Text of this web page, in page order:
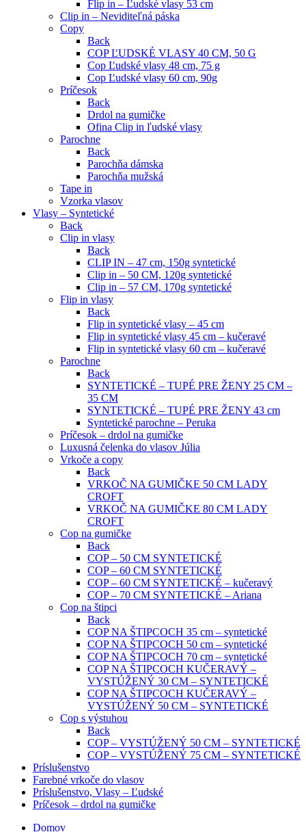
Flip in – Ľudské vlasy 53 cm
Clip in – Neviditeľná páska
Copy
Back
COP ĽUDSKÉ VLASY 40 CM, 50 G
Cop Ľudské vlasy 48 cm, 75 g
Cop Ľudské vlasy 60 cm, 90g
Príčesok
Back
Drdol na gumičke
Ofina Clip in ľudské vlasy
Parochne
Back
Parochňa dámska
Parochňa mužská
Tape in
Vzorka vlasov
Vlasy – Syntetické
Back
Clip in vlasy
Back
CLIP IN – 47 cm, 150g syntetické
Clip in – 50 CM, 120g syntetické
Clip in – 57 CM, 170g syntetické
Flip in vlasy
Back
Flip in syntetické vlasy – 45 cm
Flip in syntetické vlasy 45 cm – kučeravé
Flip in syntetické vlasy 60 cm – kučeravé
Parochne
Back
SYNTETICKÉ – TUPÉ PRE ŽENY 25 CM –
35 CM
SYNTETICKÉ – TUPÉ PRE ŽENY 43 cm
Syntetické parochne – Peruka
Príčesok – drdol na gumičke
Luxusná čelenka do vlasov Júlia
Vrkoče a copy
Back
VRKOČ NA GUMIČKE 50 CM LADY
CROFT
VRKOČ NA GUMIČKE 80 CM LADY
CROFT
Cop na gumičke
Back
COP – 50 CM SYNTETICKÉ
COP – 60 CM SYNTETICKÉ
COP – 60 CM SYNTETICKÉ – kučeravý
COP – 70 CM SYNTETICKÉ – Ariana
Cop na štipci
Back
COP NA ŠTIPCOCH 35 cm – syntetické
COP NA ŠTIPCOCH 50 cm – syntetické
COP NA ŠTIPCOCH 70 cm – syntetické
COP NA ŠTIPCOCH KUČERAVÝ –
VYSTÚŽENÝ 30 CM – SYNTETICKÉ
COP NA ŠTIPCOCH KUČERAVÝ –
VYSTÚŽENÝ 50 CM – SYNTETICKÉ
Cop s výstuhou
Back
COP – VYSTÚŽENÝ 50 CM – SYNTETICKÉ
COP – VYSTÚŽENÝ 75 CM – SYNTETICKÉ
Príslušenstvo
Farebné vrkoče do vlasov
Príslušenstvo, Vlasy – Ľudské
Príčesok – drdol na gumičke
Domov